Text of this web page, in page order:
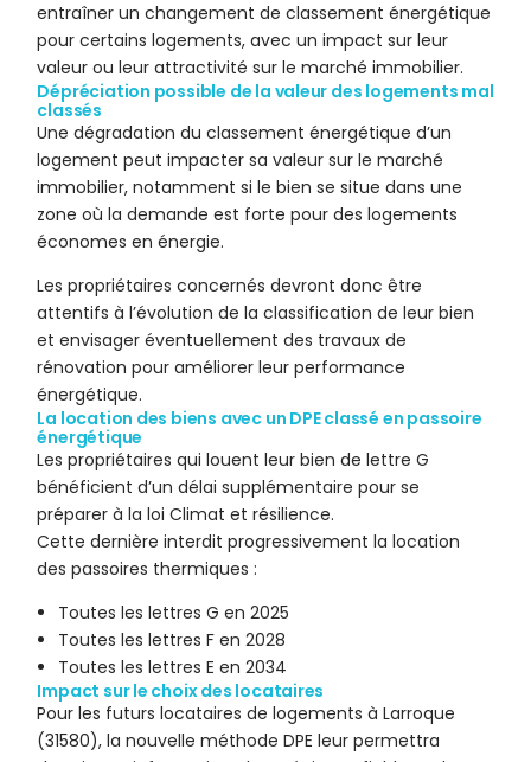
entraîner un changement de classement énergétique
pour certains logements, avec un impact sur leur
valeur ou leur attractivité sur le marché immobilier.
Dépréciation possible de la valeur des logements mal
classés
Une dégradation du classement énergétique d’un
logement peut impacter sa valeur sur le marché
immobilier, notamment si le bien se situe dans une
zone où la demande est forte pour des logements
économes en énergie.
Les propriétaires concernés devront donc être
attentifs à l’évolution de la classification de leur bien
et envisager éventuellement des travaux de
rénovation pour améliorer leur performance
énergétique.
La location des biens avec un DPE classé en passoire
énergétique
Les propriétaires qui louent leur bien de lettre G
bénéficient d’un délai supplémentaire pour se
préparer à la loi Climat et résilience.
Cette dernière interdit progressivement la location
des passoires thermiques :
Toutes les lettres G en 2025
Toutes les lettres F en 2028
Toutes les lettres E en 2034
Impact sur le choix des locataires
Pour les futurs locataires de logements à Larroque
(31580), la nouvelle méthode DPE leur permettra